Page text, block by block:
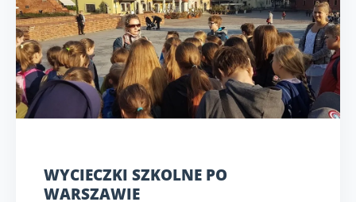
WYCIECZKI SZKOLNE PO
WARSZAWIE